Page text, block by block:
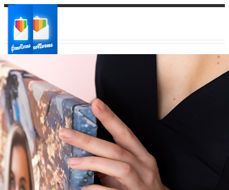
Ваш город:
Ваш регион доставки
Выберите из списка: